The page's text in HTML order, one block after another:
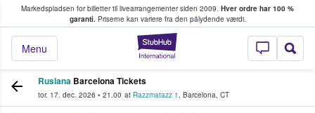
Markedspladsen for billetter til livearrangementer siden 2009. Hver ordre har 100 %
garanti.Priserne kan variere fra den pålydende værdi.
StubHub - Hvor
Menu
køber og sælger billetter
Ruslana Barcelona Tickets
tor. 17. dec. 2026 • 21.00 at Razzmatazz 1, Barcelona, CT